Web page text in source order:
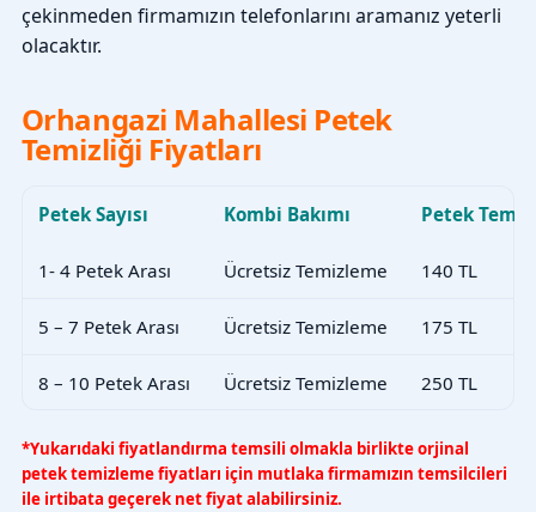
çekinmeden firmamızın telefonlarını aramanız yeterli
olacaktır.
Orhangazi Mahallesi Petek
Temizliği Fiyatları
Petek Sayısı Kombi Bakımı Petek
1- 4 Petek Arası Ücretsiz Temizleme 140 TL
5 – 7 Petek Arası Ücretsiz Temizleme 175 TL
8 – 10 Petek Arası Ücretsiz Temizleme 250 TL
*Yukarıdaki fiyatlandırma temsili olmakla birlikte orjinal
petek temizleme fiyatları için mutlaka firmamızın temsilcileri
ile irtibata geçerek net fiyat alabilirsiniz.